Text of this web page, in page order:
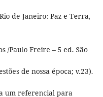
Rio de Janeiro: Paz e Terra,
/Paulo Freire – 5 ed. São
de nossa época; v.23).
um referencial para